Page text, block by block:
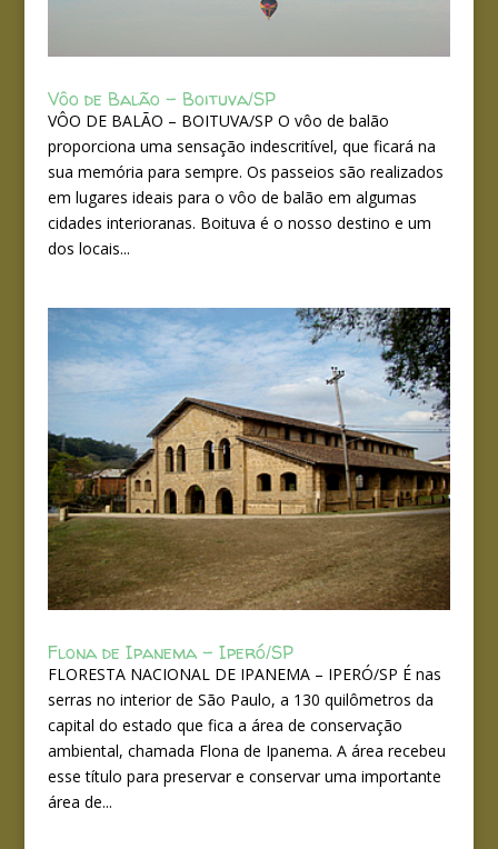
Vôo de Balão – Boituva/SP
VÔO DE BALÃO – BOITUVA/SP O vôo de balão
proporciona uma sensação indescritível, que ficará na
sua memória para sempre. Os passeios são realizados
em lugares ideais para o vôo de balão em algumas
cidades interioranas. Boituva é o nosso destino e um
dos locais...
Flona de Ipanema – Iperó/SP
FLORESTA NACIONAL DE IPANEMA – IPERÓ/SP É nas
serras no interior de São Paulo, a 130 quilômetros da
capital do estado que fica a área de conservação
ambiental, chamada Flona de Ipanema. A área recebeu
esse título para preservar e conservar uma importante
área de...